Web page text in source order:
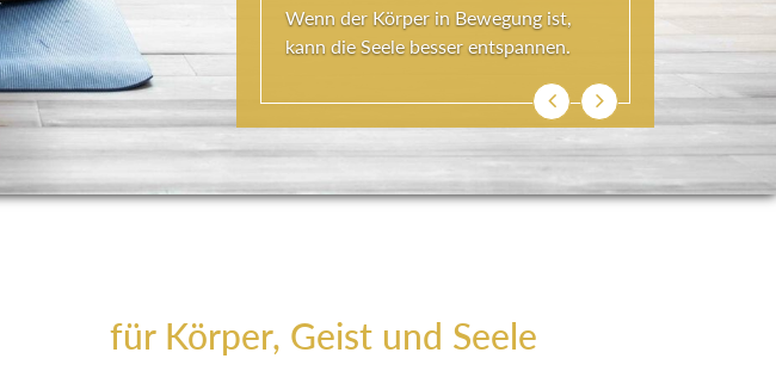
so viel Himmel wird das Herz ganz
leicht und die Seele weit.
Previous
Next
für Körper, Geist und Seele